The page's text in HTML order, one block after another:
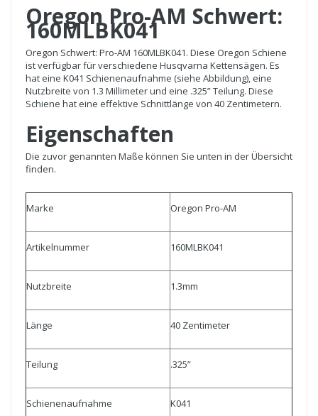
Oregon Pro-AM Schwert:
160MLBK041
Oregon Schwert: Pro-AM 160MLBK041. Diese Oregon Schiene
ist verfügbar für verschiedene Husqvarna Kettensägen. Es
hat eine K041 Schienenaufnahme (siehe Abbildung), eine
Nutzbreite von 1.3 Millimeter und eine .325” Teilung. Diese
Schiene hat eine effektive Schnittlänge von 40 Zentimetern.
Eigenschaften
Die zuvor genannten Maße können Sie unten in der Übersicht
finden.
Marke Oregon Pro-AM
Artikelnummer 160MLBK041
Nutzbreite 1.3mm
Länge 40 Zentimeter
Teilung .325”
Schienenaufnahme K041